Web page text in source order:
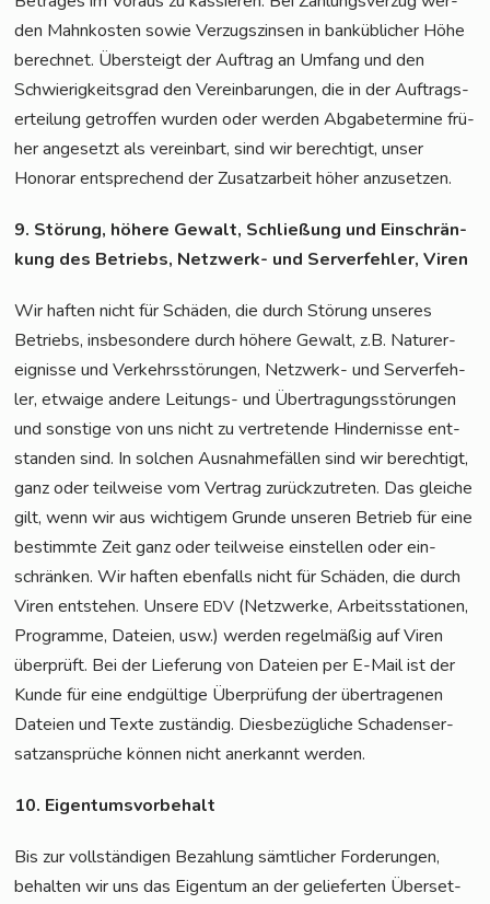
den Mahn­kos­ten sowie Ver­zugs­zin­sen in bank­üb­li­cher Höhe
berech­net. Über­steigt der Auf­trag an Umfang und den
Schwie­rig­keits­grad den Ver­ein­ba­run­gen, die in der Auf­trags­
er­tei­lung getrof­fen wur­den oder wer­den Abga­be­ter­mi­ne frü­
her ange­setzt als ver­ein­bart, sind wir berech­tigt, unser
Hono­rar ent­spre­chend der Zusatz­ar­beit höher anzusetzen.
9. Stö­rung, höhe­re Gewalt, Schlie­ßung und Ein­schrän­
kung des Betriebs, Netz­werk- und Ser­ver­feh­ler, Viren
Wir haf­ten nicht für Schä­den, die durch Stö­rung unse­res
Betriebs, ins­be­son­de­re durch höhe­re Gewalt, z.B. Natur­er­
eig­nis­se und Ver­kehrs­stö­run­gen, Netz­werk- und Ser­ver­feh­
ler, etwa­ige ande­re Lei­tungs- und Über­tra­gungs­stö­run­gen
und sons­ti­ge von uns nicht zu ver­tre­ten­de Hin­der­nis­se ent­
stan­den sind. In sol­chen Aus­nah­me­fäl­len sind wir berech­tigt,
ganz oder teil­wei­se vom Ver­trag zurück­zu­tre­ten. Das glei­che
gilt, wenn wir aus wich­ti­gem Grun­de unse­ren Betrieb für eine
bestimm­te Zeit ganz oder teil­wei­se ein­stel­len oder ein­
schrän­ken. Wir haf­ten eben­falls nicht für Schä­den, die durch
Viren ent­ste­hen. Unse­reEDV (Netz­wer­ke, Arbeits­sta­tio­nen,
Pro­gram­me, Datei­en, usw.) wer­den regel­mä­ßig auf Viren
über­prüft. Bei der Lie­fe­rung von Datei­en per E-Mail ist der
Kun­de für eine end­gül­ti­ge Über­prü­fung der über­tra­ge­nen
Datei­en und Tex­te zustän­dig. Dies­be­züg­li­che Scha­dens­er­
satz­an­sprü­che kön­nen nicht aner­kannt werden.
10. Eigen­tums­vor­be­halt
Bis zur voll­stän­di­gen Bezah­lung sämt­li­cher For­de­run­gen,
behal­ten wir uns das Eigen­tum an der gelie­fer­ten Über­set­